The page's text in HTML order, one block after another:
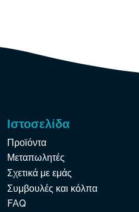
Ιστοσελίδα
Προϊόντα
Μεταπωλητές
Σχετικά με εμάς
Συμβουλές και κόλπα
FAQ